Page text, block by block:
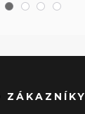
ZÁKAZNÍKY